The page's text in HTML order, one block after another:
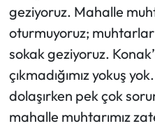
geziyoruz. Mahalle
oturmuyoruz;
sokak geziyoruz.
çıkmadığımız yokuş
dolaşırken pek çok
mahalle muhtarımız